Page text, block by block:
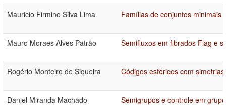
Mauricio Firmino Silva Lima Famílias de conjuntos minimais
Mauro Moraes Alves Patrão Semifluxos em fibrados Flag e
Rogério Monteiro de Siqueira Códigos esféricos com
Daniel Miranda Machado Semigrupos e controle em